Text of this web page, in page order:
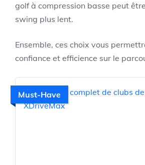
golf à compression basse peut
swing plus lent.
Ensemble, ces choix vous
confiance et efficience sur le
Must-Have